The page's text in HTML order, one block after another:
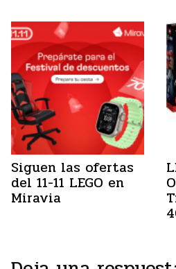
Siguen las ofertas
del 11-11 LEGO en
Miravia